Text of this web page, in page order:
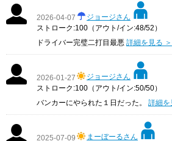
2026-04-07
ジョージさん
ストローク:100（アウト/イン:48/52）
ドライバー完璧二打目最悪 詳細を見る ＞
2026-01-27
ジョージさん
ストローク:100（アウト/イン:50/50）
バンカーにやられた１日だった。 詳細を
2025-07-09
まーぼーるさん